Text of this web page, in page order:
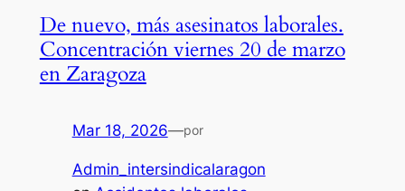
De nuevo, más asesinatos laborales.
Concentración viernes 20 de marzo
en Zaragoza
Mar 18, 2026—por
Admin_intersindicalaragon